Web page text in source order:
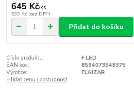
645 Kč/ks
533 Kč bez DPH
Přidat do košíku
Číslo produktu:
F.LED
EAN kód:
8594073548375
Výrobce:
FLAJZAR
Hlídat cenu / dostupnost